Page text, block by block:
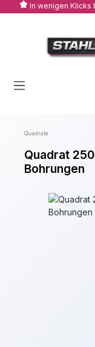
Zum Hauptinhalt
In wenigen Klicks
Quadrate
Quadrat
Bohrungen
Bildergalerie